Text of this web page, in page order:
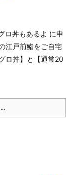
ロ丼もあるよ に申
江戸前鮨をご自宅
ロ丼】と【通常20